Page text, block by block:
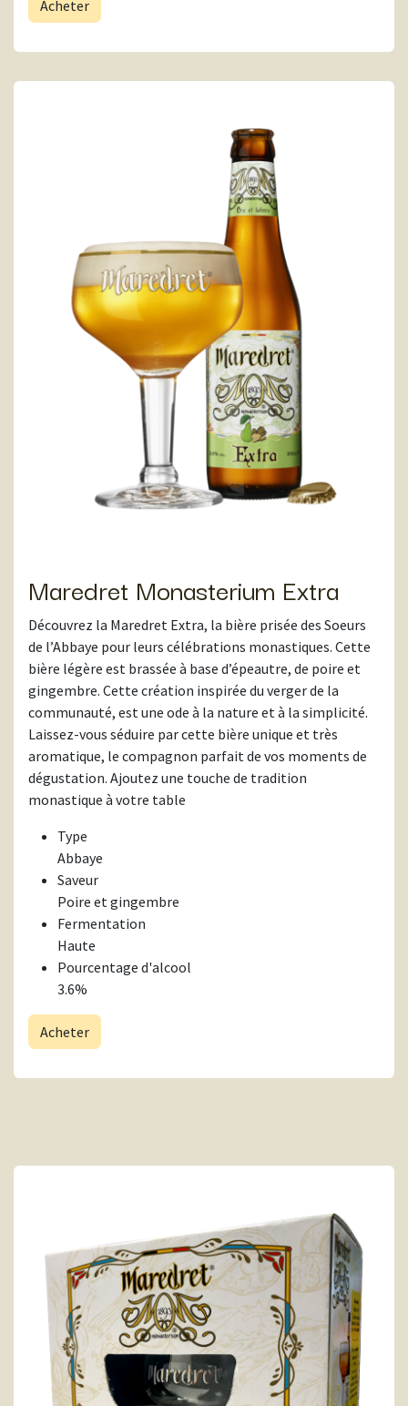
Acheter
Maredret Monasterium Extra
Découvrez la Maredret Extra, la bière prisée des Soeurs
de l’Abbaye pour leurs célébrations monastiques. Cette
bière légère est brassée à base d’épeautre, de poire et
gingembre. Cette création inspirée du verger de la
communauté, est une ode à la nature et à la simplicité.
Laissez-vous séduire par cette bière unique et très
aromatique, le compagnon parfait de vos moments de
dégustation. Ajoutez une touche de tradition
monastique à votre table
Type
Abbaye
Saveur
Poire et gingembre
Fermentation
Haute
Pourcentage d'alcool
3.6%
Acheter